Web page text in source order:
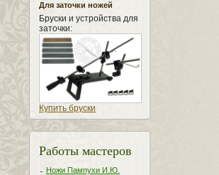
Для заточки ножей
Бруски и устройства для
заточки:
Купить бруски
Работы мастеров
Ножи Пампухи И.Ю.